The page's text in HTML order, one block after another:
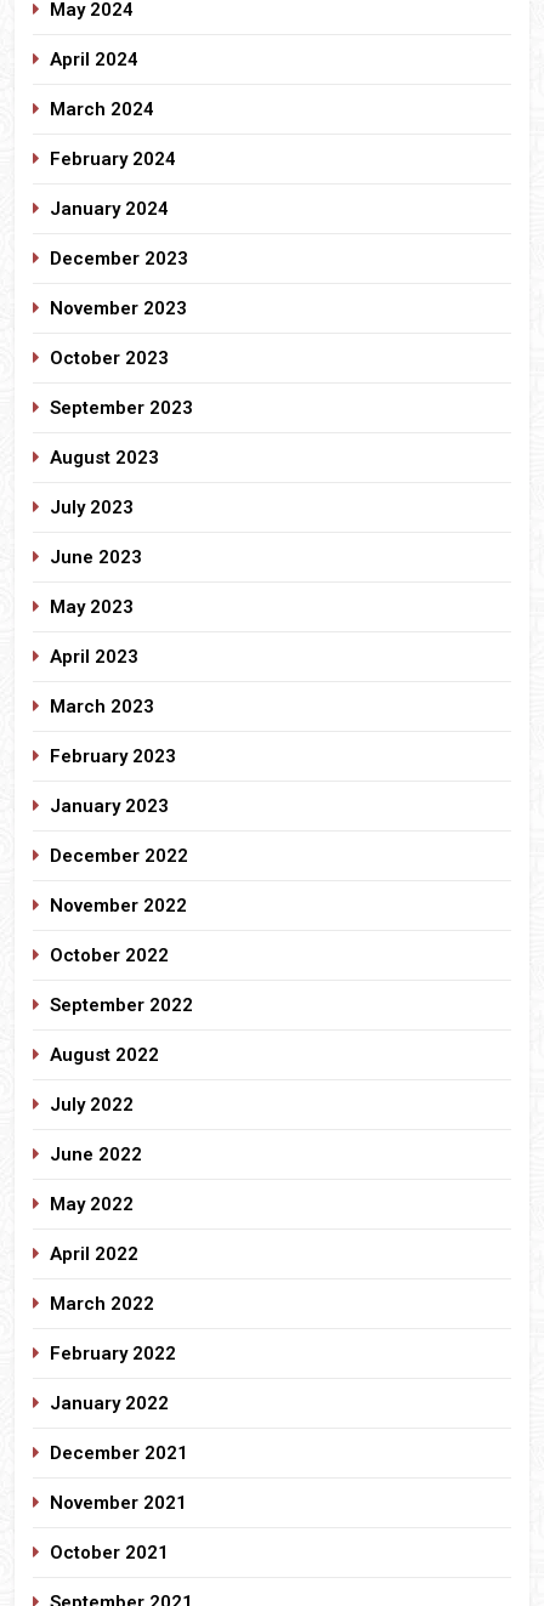
May 2024
April 2024
March 2024
February 2024
January 2024
December 2023
November 2023
October 2023
September 2023
August 2023
July 2023
June 2023
May 2023
April 2023
March 2023
February 2023
January 2023
December 2022
November 2022
October 2022
September 2022
August 2022
July 2022
June 2022
May 2022
April 2022
March 2022
February 2022
January 2022
December 2021
November 2021
October 2021